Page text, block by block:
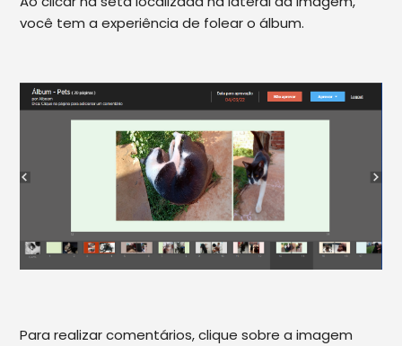
você tem a experiência de folear o álbum.
Para realizar comentários, clique sobre a imagem